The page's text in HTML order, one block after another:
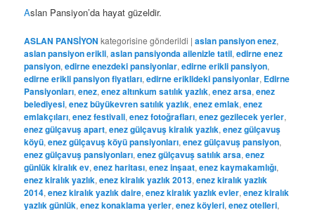
Aslan Pansiyon’da hayat güzeldir.
ASLAN PANSİYON kategorisine gönderildi |aslan pansiyon enez,
aslan pansiyon erikli,aslan pansiyonda ailenizle tatil,edirne enez
pansiyon,edirne enezdeki pansiyonlar,edirne erikli pansiyon,
edirne erikli pansiyon fiyatları,edirne eriklideki pansiyonlar, Edirne
Pansiyonları,enez,enez altınkum satılık yazlık,enez arsa,enez
belediyesi,enez büyükevren satılık yazlık,enez emlak,enez
emlakçıları,enez festivali,enez fotoğrafları,enez gezilecek yerler,
enez gülçavuş apart,enez gülçavuş kiralık yazlık,enez gülçavuş
köyü,enez gülçavuş köyü pansiyonları,enez gülçavuş pansiyon,
enez gülçavuş pansiyonları,enez gülçavuş satılık arsa,enez
günlük kiralık ev,enez haritası,enez inşaat,enez kaymakamlığı,
enez kiralık yazlık,enez kiralık yazlık 2013,enez kiralık yazlık
2014,enez kiralık yazlık daire,enez kiralık yazlık evler,enez kiralık
yazlık günlük,enez konaklama yerler,enez köyleri,enez otelleri,